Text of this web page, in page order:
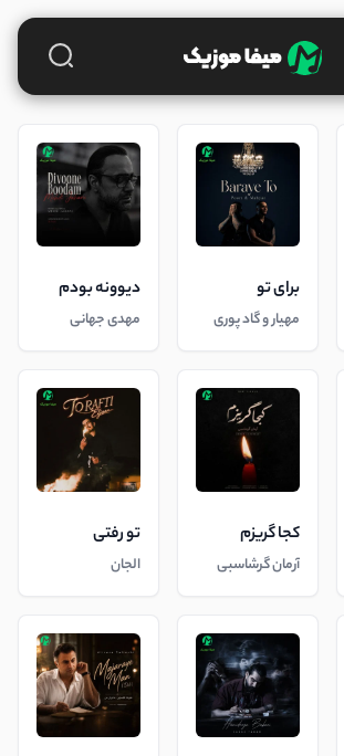
برای تو
مهیار و گاد پوری
دیوونه بودم
مهدی جهانی
کجا گریزم
آرمان گرشاسبی
تو رفتی
الجان